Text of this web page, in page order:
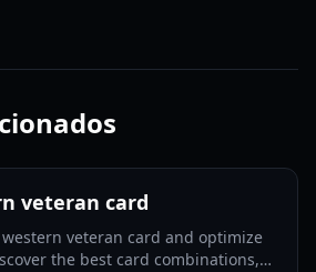
veteran card
veteran card and optimize
the best card combinations,